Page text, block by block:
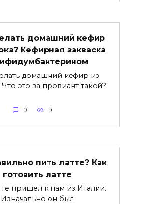
домашний кефир
Кефирная закваска
домашний кефир из
это за провиант такой?
0 0
пить латте? Как
готовить латте
пришел к нам из Италии.
Изначально он был